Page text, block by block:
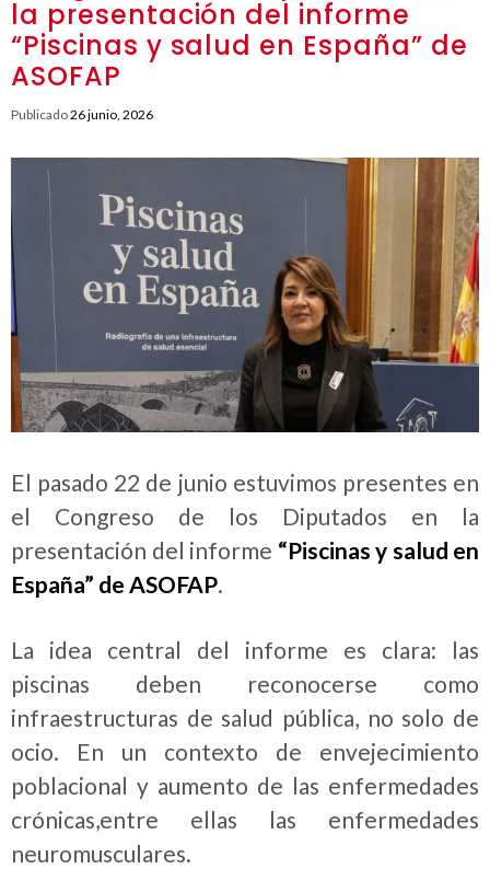
la presentación del informe
“Piscinas y salud en España” de
ASOFAP
Publicado26 junio, 2026
El pasado 22 de junio estuvimos presentes en
el Congreso de los Diputados en la
presentación del informe “Piscinas y salud en
España” de ASOFAP.
La idea central del informe es clara: las
piscinas deben reconocerse como
infraestructuras de salud pública, no solo de
ocio. En un contexto de envejecimiento
poblacional y aumento de las enfermedades
crónicas,entre ellas las enfermedades
neuromusculares.